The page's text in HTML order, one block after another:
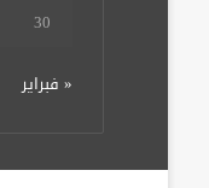
30
« فبراير